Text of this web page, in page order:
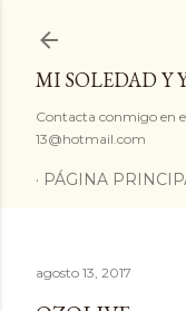
MI SOLEDAD Y
Contacta conmigo en
13@hotmail.com
PÁGINA
agosto 13, 2017